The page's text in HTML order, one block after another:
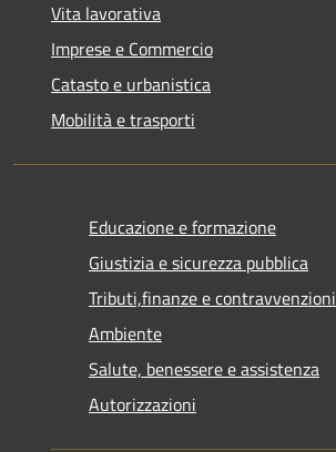
Vita lavorativa
Imprese e Commercio
Catasto e urbanistica
Mobilità e trasporti
Educazione e formazione
Giustizia e sicurezza pubblica
Tributi,finanze e contravvenzioni
Ambiente
Salute, benessere e assistenza
Autorizzazioni